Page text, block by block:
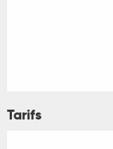
Tarifs